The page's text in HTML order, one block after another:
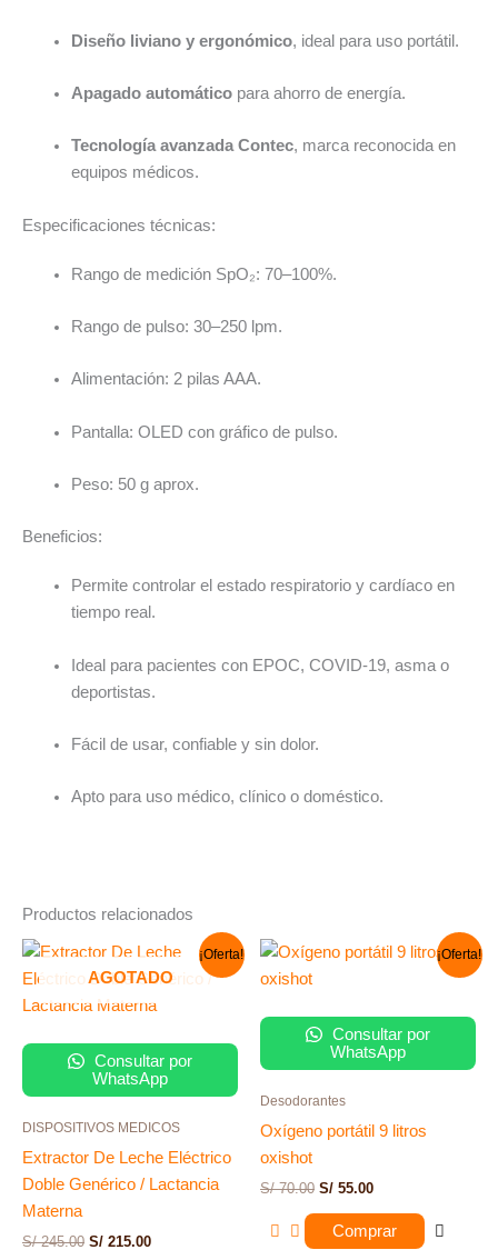
Diseño liviano y ergonómico, ideal para uso portátil.
Apagado automáticopara ahorro de energía.
Tecnología avanzada Contec, marca reconocida en
equipos médicos.
Especificaciones técnicas:
Rango de medición SpO₂: 70–100%.
Rango de pulso: 30–250 lpm.
Alimentación: 2 pilas AAA.
Pantalla: OLED con gráfico de pulso.
Peso: 50 g aprox.
Beneficios:
Permite controlar el estado respiratorio y cardíaco en
tiempo real.
Ideal para pacientes con EPOC, COVID-19, asma o
deportistas.
Fácil de usar, confiable y sin dolor.
Apto para uso médico, clínico o doméstico.
Productos relacionados
¡Oferta!
AGOTADO
Consultar por
WhatsApp
DISPOSITIVOS MEDICOS
Extractor De Leche Eléctrico
Doble Genérico / Lactancia
Materna
S/245.00
El
original
era:
S/ 215.00
El
actual
es:
¡Oferta!
Consultar por
WhatsApp
Desodorantes
Oxígeno portátil 9 litros
oxishot
S/70.00
El
precio
S/ 55.00
El
Comprar